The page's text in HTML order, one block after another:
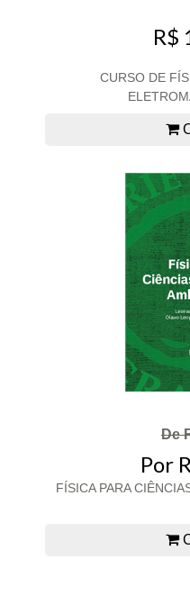
R$
CURSO DE
De
Por
FÍSICA PARA